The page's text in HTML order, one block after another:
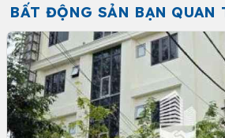
BẤT ĐỘNG SẢN BẠN QUAN